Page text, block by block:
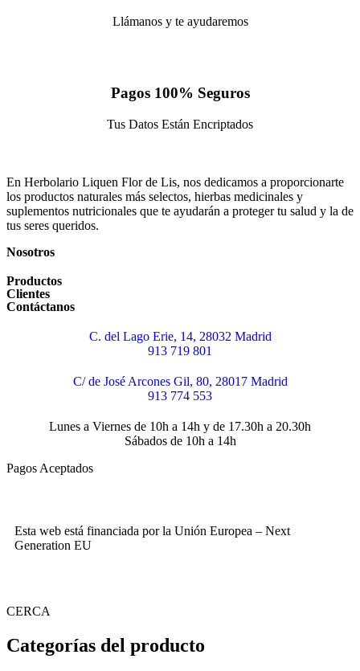
Llámanos y te ayudaremos
Pagos 100% Seguros
Tus Datos Están Encriptados
En Herbolario Liquen Flor de Lis, nos dedicamos a proporcionarte
los productos naturales más selectos, hierbas medicinales y
suplementos nutricionales que te ayudarán a proteger tu salud y la de
tus seres queridos.
Nosotros
Productos
Clientes
Contáctanos
C. del Lago Erie, 14, 28032 Madrid
913 719 801
C/ de José Arcones Gil, 80, 28017 Madrid
913 774 553
Lunes a Viernes de 10h a 14h y de 17.30h a 20.30h
Sábados de 10h a 14h
Pagos Aceptados
Esta web está financiada por la Unión Europea – Next
Generation EU
CERCA
Categorías del producto